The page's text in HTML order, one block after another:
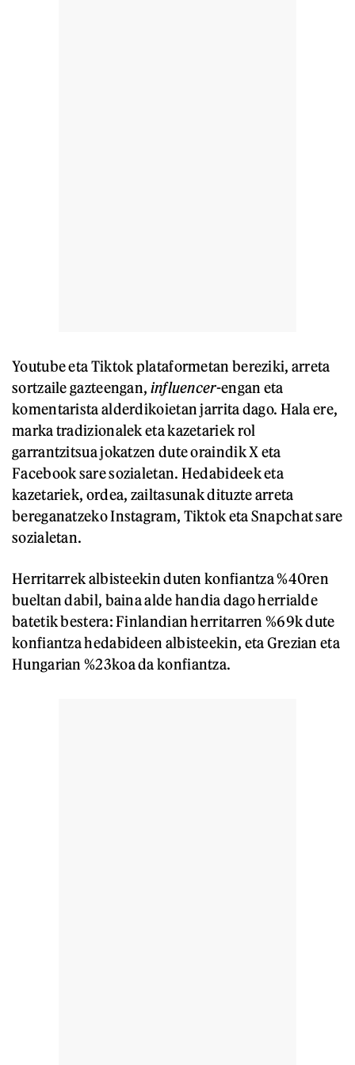
Youtube eta Tiktok plataformetan bereziki, arreta
sortzaile gazteengan, influencer-engan eta
komentarista alderdikoietan jarrita dago. Hala ere,
marka tradizionalek eta kazetariek rol
garrantzitsua jokatzen dute oraindik X eta
Facebook sare sozialetan. Hedabideek eta
kazetariek, ordea, zailtasunak dituzte arreta
bereganatzeko Instagram, Tiktok eta Snapchat sare
sozialetan.
Herritarrek albisteekin duten konfiantza %40ren
bueltan dabil, baina alde handia dago herrialde
batetik bestera: Finlandian herritarren %69k dute
konfiantza hedabideen albisteekin, eta Grezian eta
Hungarian %23koa da konfiantza.